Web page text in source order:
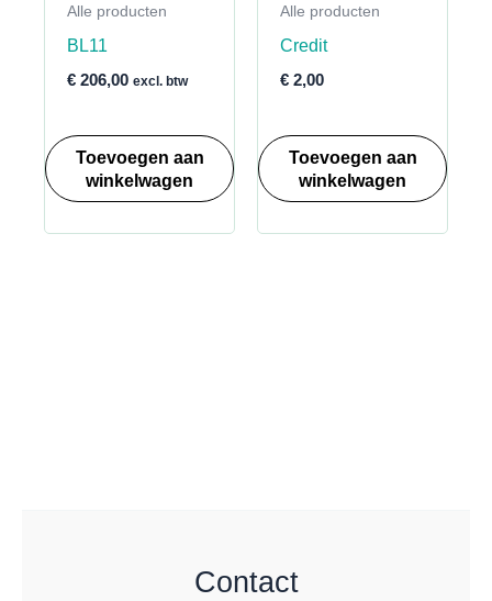
Alle producten
BL11
€206,00 excl. btw
Toevoegen aan
winkelwagen
Alle producten
Credit
€2,00
Toevoegen aan
winkelwagen
Contact